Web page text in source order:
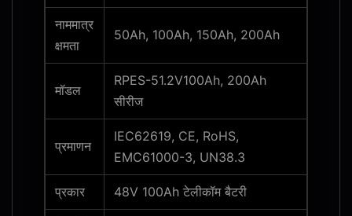
नाममात्र
क्षमता
50Ah, 100Ah, 150Ah, 200Ah
मॉडल
RPES-51.2V100Ah, 200Ah
सीरीज
प्रमाणन
IEC62619, CE, RoHS,
EMC61000-3, UN38.3
प्रकार 48V 100Ah टेलीकॉम बैटरी